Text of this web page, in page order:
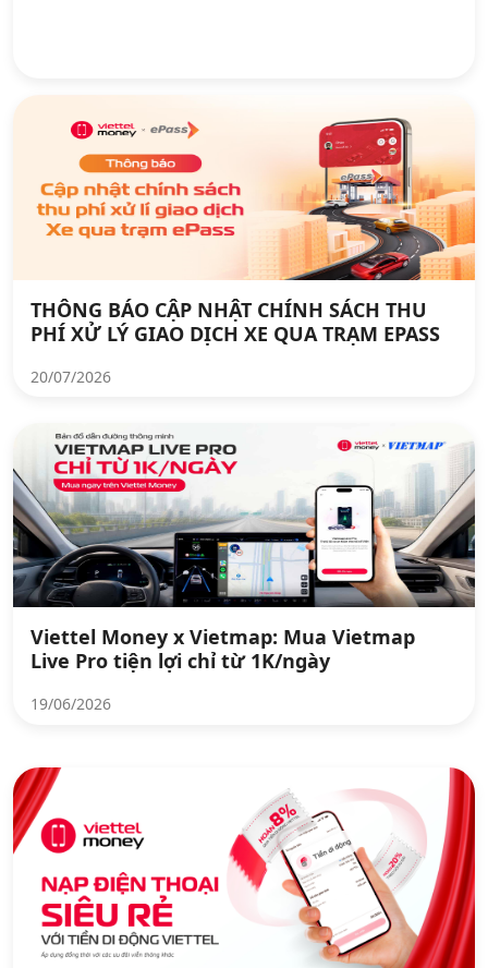
THÔNG BÁO CẬP NHẬT CHÍNH SÁCH THU
PHÍ XỬ LÝ GIAO DỊCH XE QUA TRẠM EPASS
20/07/2026
Viettel Money x Vietmap: Mua Vietmap
Live Pro tiện lợi chỉ từ 1K/ngày
19/06/2026